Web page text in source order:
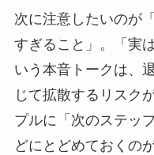
次に注意したいのが
すぎること」。「実
いう本音トークは、
じて拡散するリスク
プルに「次のステッ
どにとどめておくの